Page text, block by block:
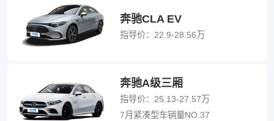
奔驰CLA EV
指导价： 22.9-28.56万
奔驰A级三厢
指导价： 25.13-27.57万
7月紧凑型车销量NO.37